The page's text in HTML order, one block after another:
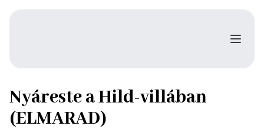
Nyáreste a Hild-villában
(ELMARAD)